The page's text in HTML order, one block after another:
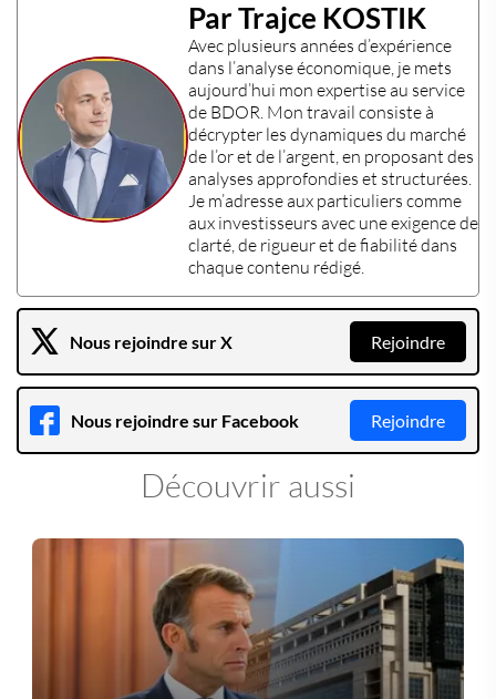
Par Trajce KOSTIK
Avec plusieurs années d’expérience
dans l’analyse économique, je mets
aujourd’hui mon expertise au service
de BDOR. Mon travail consiste à
décrypter les dynamiques du marché
de l’oret de l’argent, en proposant des
analyses approfondies et structurées.
Je m’adresse aux particuliers comme
aux investisseurs avec une exigence de
clarté, de rigueur et de fiabilité dans
chaque contenu rédigé.
Nous rejoindre sur X Rejoindre
Nous rejoindre sur Facebook Rejoindre
Découvrir aussi